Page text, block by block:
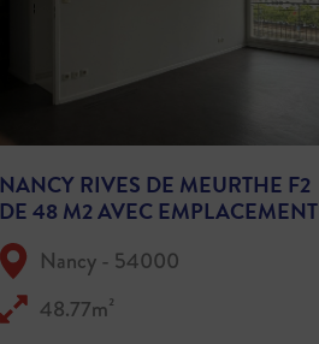
NANCY RIVES DE MEURTHE F2
DE 48 M2 AVEC EMPLACEMENT
DE PARKING
Nancy - 54000
48.77m²